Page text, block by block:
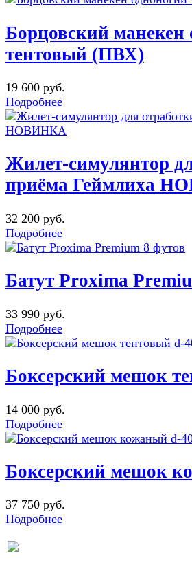
Борцовский манекен
тентовый (ПВХ)
19 600 руб.
Подробнее
Жилет-симулянтор
приёма Геймлиха
32 200 руб.
Подробнее
Батут Proxima
33 990 руб.
Подробнее
Боксерский мешок
14 000 руб.
Подробнее
Боксерский мешок
37 750 руб.
Подробнее